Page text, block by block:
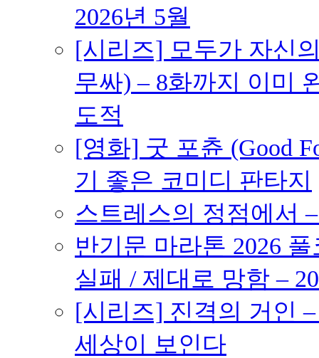
2026년 5월
[시리즈] 모두가 자신
무싸) – 8화까지 이미
도적
[영화] 굿 포츈 (Good
기 좋은 코미디 판타지
스트레스의 정점에서
반기문 마라톤 2026
실패 / 제대로 망함 –
[시리즈] 진격의 거인
세상이 보인다